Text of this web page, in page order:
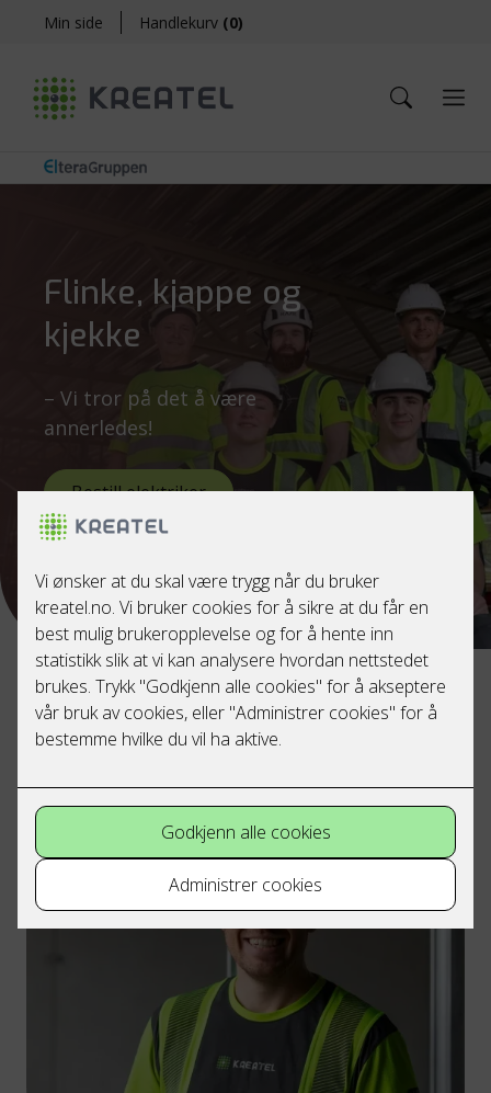
Min side Handlekurv (0)
Flinke, kjappe og
kjekke
– Vi tror på det å være
annerledes!
Bestill elektriker
Ring oss